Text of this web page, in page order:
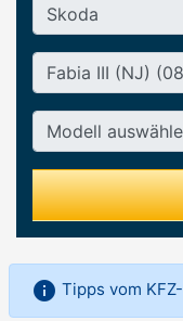
Baureihe
Modell
info Tipps vom